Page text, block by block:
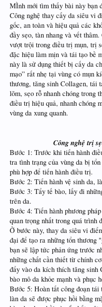
MÌnh mới tìm thấy bài này bạn
Công nghệ thay cấy da siêu vi
gốc, an toàn và hiệu quả các
đầy sẹo, tàn nhang và vết
vượt trội trong điều trị mụn, trị
đặc hiệu làm mịn và tái tạo bề
này là sử dụng thiết bị cấy da
mạo” rất nhẹ tại vùng có mụn
thương, tăng sinh Collagen, tái
lõm, sẹo rỗ nhanh chóng trong
điều trị hiệu quả, nhanh chóng
vùng da xung quanh.
Công nghệ trị
Bước 1: Trước khi tiến hành
tra tình trạng của vùng da bị
phù hợp để tiến hành điều trị.
Bước 2: Tiến hành vệ sinh da,
Bước 3: Tẩy tế bào, lấy đi
trên da.
Bước 4: Tiến hành phương
quan trọng nhất trong quá trình
Ở bước này, thay da siêu vi
đại để tạo ra những tổn thương
bạn sẽ lập tức phản ứng trước
những chất cần thiết từ chính
đẩy vào da kích thích tăng sinh
bào mô da khỏe mạnh và phục
Bước 5: Hoàn tất công đoạn tái
làn da sẽ được phục hồi bằng